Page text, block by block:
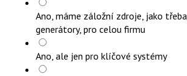
Ano, máme záložní zdroje, jako třeba
generátory, pro celou firmu
Ano, ale jen pro klíčové systémy